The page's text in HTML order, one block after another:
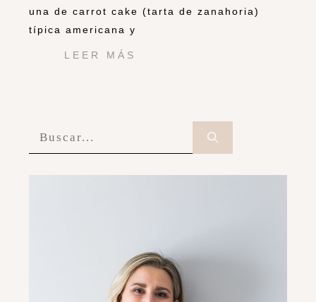
una de carrot cake (tarta de zanahoria)
típica americana y
LEER MÁS